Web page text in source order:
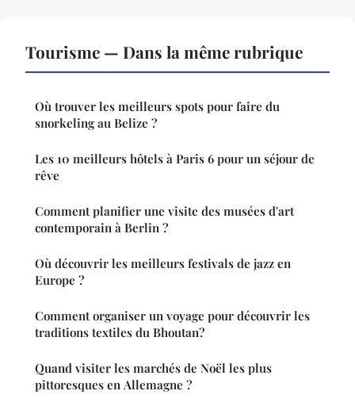
Tourisme — Dans la même rubrique
Où trouver les meilleurs spots pour faire du
snorkeling au Belize ?
Les 10 meilleurs hôtels à Paris 6 pour un séjour de
rêve
Comment planifier une visite des musées d'art
contemporain à Berlin ?
Où découvrir les meilleurs festivals de jazz en
Europe ?
Comment organiser un voyage pour découvrir les
traditions textiles du Bhoutan?
Quand visiter les marchés de Noël les plus
pittoresques en Allemagne ?